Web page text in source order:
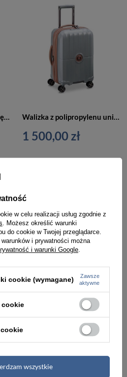
Walizka kabinowa z poliwęglanu unisex Delsey Titanium mała na 4 kołach srebrna Walizka z polipropylenu unisex Delsey ST Tropez kabinowa mała 55 cm srebrna
1 500,00 zł
jako standard
kabinowego
w celu realizacji usług zgodnie z
. Możesz określić warunki
do cookie w Twojej przeglądarce.
i prywatności można
i warunki Google
cookie (wymagane)
Zawsze
aktywne
wszystkie